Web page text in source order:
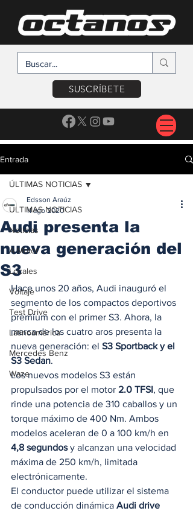
SUSCRÍBETE
Entrada
ÚLTIMAS NOTICIAS
Noticias
A Motor
Locales
Voltaje
Test Drive
Latinoamérica
Mercedes Benz
Waze
ÚLTIMAS NOTICIAS
Audi presenta la
nueva generación del
S3
Edsson Araúz
11 ago 2020
Hace unos 20 años, Audi inauguró el
segmento de los compactos deportivos
premium con el primer S3. Ahora, la
marca de los cuatro aros presenta la
nueva generación: el S3 Sportback y el
S3 Sedan.
Los nuevos modelos S3 están
propulsados por el motor 2.0 TFSI, que
rinde una potencia de 310 caballos y un
torque máximo de 400 Nm. Ambos
modelos aceleran de 0 a 100 km/h en
4,8 segundos y alcanzan una velocidad
máxima de 250 km/h, limitada
electrónicamente.
El conductor puede utilizar el sistema
de conducción dinámica Audi drive